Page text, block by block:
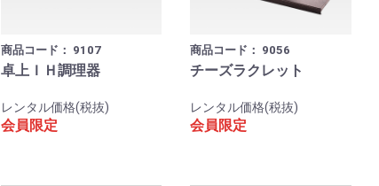
商品コード： 9107
卓上ＩＨ調理器
レンタル価格(税抜)
会員限定
商品コード： 9056
チーズラクレット
レンタル価格(税抜)
会員限定